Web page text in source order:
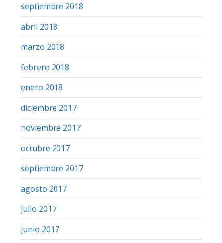
septiembre 2018
abril 2018
marzo 2018
febrero 2018
enero 2018
diciembre 2017
noviembre 2017
octubre 2017
septiembre 2017
agosto 2017
julio 2017
junio 2017